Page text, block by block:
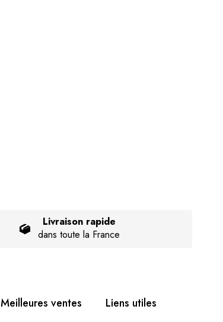
Livraison rapide
dans toute la France
Meilleures ventes Liens utiles